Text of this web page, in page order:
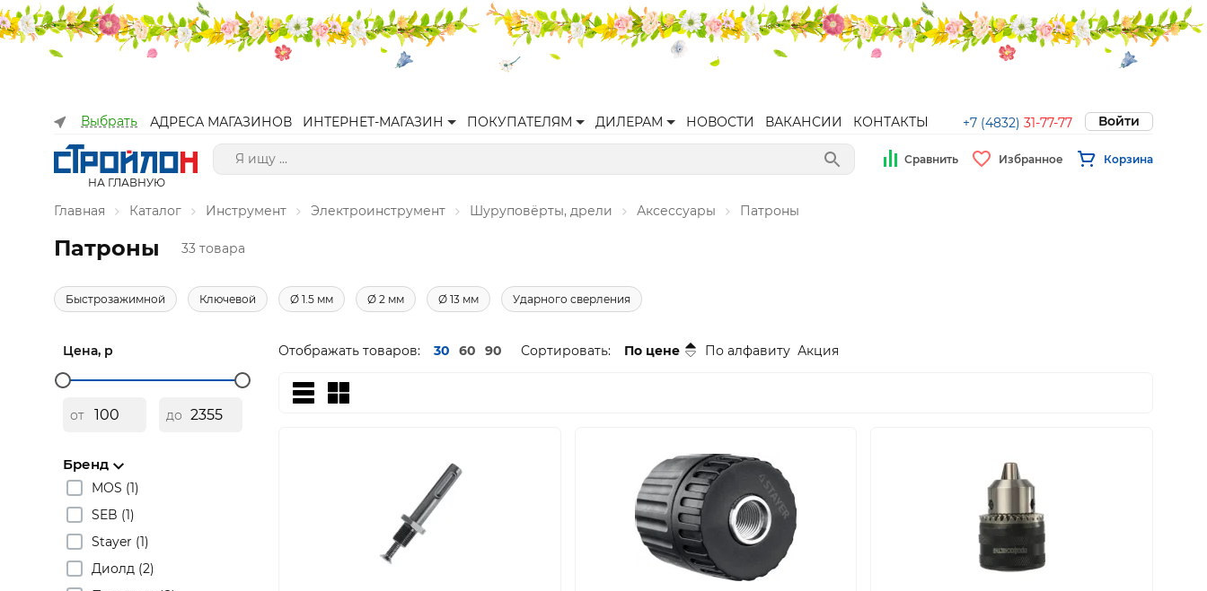
Выбрать АДРЕСА МАГАЗИНОВ ИНТЕРНЕТ-МАГАЗИН ПОКУПАТЕЛЯМ ДИЛЕРАМ НОВОСТИ ВАКАНСИИ КОНТАКТЫ +7 (4832) 31-77-77 Войти
НА ГЛАВНУЮ
Сравнить Избранное Корзина
Главная Каталог Инструмент Электроинструмент Шуруповёрты, дрели Аксессуары Патроны
Патроны 33 товара
Быстрозажимной Ключевой Ø 1.5 мм Ø 2 мм Ø 13 мм Ударного сверления
Цена, р
от до
Бренд
MOS (1)
SEB (1)
Stayer (1)
Диолд (2)
Отображать товаров: 30 60 90 Сортировать: По цене По алфавиту Акция